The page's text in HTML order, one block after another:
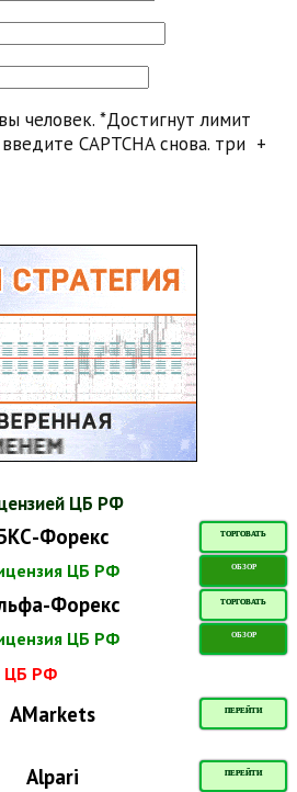
человек. *Достигнут лимит
CAPTCHA снова. три +
ЦБ РФ
Форекс ТОРГОВАТЬ
ЦБ РФ ОБЗОР
Форекс ТОРГОВАТЬ
ЦБ РФ ОБЗОР
ЦБ РФ
AMarkets ПЕРЕЙТИ
Alpari ПЕРЕЙТИ